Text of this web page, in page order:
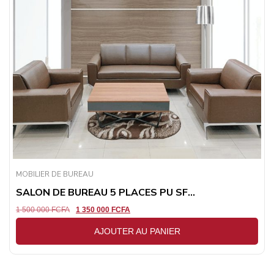
MOBILIER DE BUREAU
SALON DE BUREAU 5 PLACES PU SF...
1 500 000FCFA 1 350 000 FCFA
AJOUTER AU PANIER